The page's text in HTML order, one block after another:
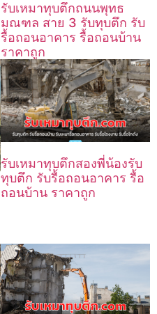
รับเหมาทุบตึกถนนพุทธ
มณฑล สาย 3 รับทุบตึก รับ
รื้อถอนอาคาร รื้อถอนบ้าน
ราคาถูก
รับเหมาทุบตึกสองพี่น้องรับ
ทุบตึก รับรื้อถอนอาคาร รื้อ
ถอนบ้าน ราคาถูก